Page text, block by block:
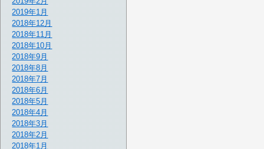
2019年1月
2018年12月
2018年11月
2018年10月
2018年9月
2018年8月
2018年7月
2018年6月
2018年5月
2018年4月
2018年3月
2018年2月
2018年1月